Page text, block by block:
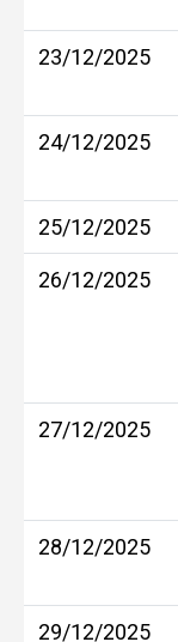
23/12/2025
24/12/2025
25/12/2025
26/12/2025
27/12/2025
28/12/2025
29/12/2025